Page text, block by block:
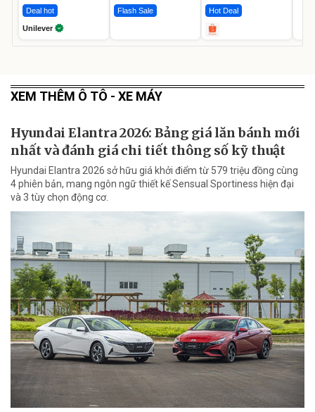
Deal hot
Unilever
Flash Sale Hot Deal
XEM THÊM Ô TÔ - XE MÁY
Hyundai Elantra 2026: Bảng giá lăn bánh mới
nhất và đánh giá chi tiết thông số kỹ thuật
Hyundai Elantra 2026 sở hữu giá khởi điểm từ 579 triệu đồng cùng
4 phiên bản, mang ngôn ngữ thiết kế Sensual Sportiness hiện đại
và 3 tùy chọn động cơ.